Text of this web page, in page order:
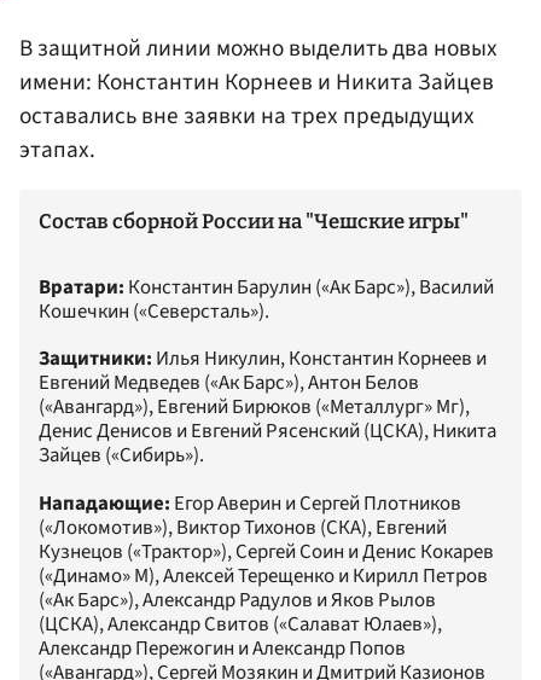
В защитной линии можно выделить два новых
имени: Константин Корнеев и Никита Зайцев
оставались вне заявки на трех предыдущих
этапах.
Состав сборной России на "Чешские игры"
Вратари: Константин Барулин («Ак Барс»), Василий
Кошечкин («Северсталь»).
Защитники: Илья Никулин, Константин Корнеев и
Евгений Медведев («Ак Барс»), Антон Белов
(«Авангард»), Евгений Бирюков («Металлург» Мг),
Денис Денисов и Евгений Рясенский (ЦСКА), Никита
Зайцев («Сибирь»).
Нападающие: Егор Аверин и Сергей Плотников
(«Локомотив»), Виктор Тихонов (СКА), Евгений
Кузнецов («Трактор»), Сергей Соин и Денис Кокарев
(«Динамо» М), Алексей Терещенко и Кирилл Петров
(«Ак Барс»), Александр Радулов и Яков Рылов
(ЦСКА), Александр Свитов («Салават Юлаев»),
Александр Пережогин и Александр Попов
(«Авангард»), Сергей Мозякин и Дмитрий Казионов